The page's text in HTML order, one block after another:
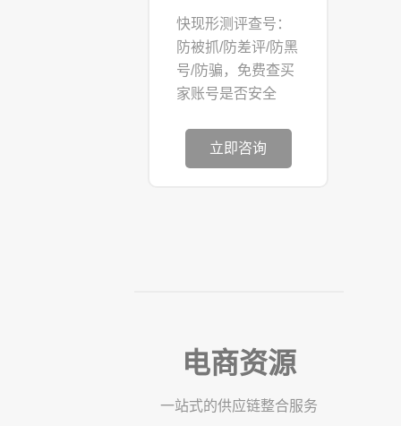
快现形测评查号：
防被抓/防差评/防黑
号/防骗，免费查买
家账号是否安全
立即咨询
电商资源
一站式的供应链整合服务